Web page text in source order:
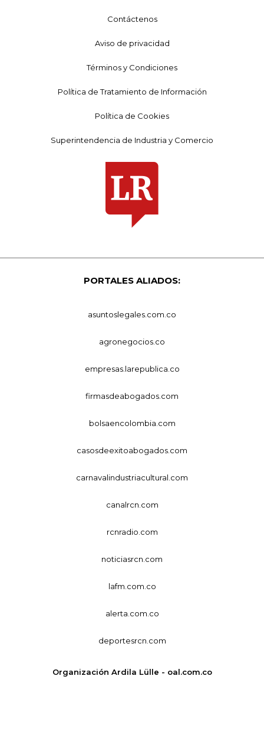
Contáctenos
Aviso de privacidad
Términos y Condiciones
Política de Tratamiento de Información
Política de Cookies
Superintendencia de Industria y Comercio
PORTALES ALIADOS:
asuntoslegales.com.co
agronegocios.co
empresas.larepublica.co
firmasdeabogados.com
bolsaencolombia.com
casosdeexitoabogados.com
carnavalindustriacultural.com
canalrcn.com
rcnradio.com
noticiasrcn.com
lafm.com.co
alerta.com.co
deportesrcn.com
Organización Ardila Lülle - oal.com.co